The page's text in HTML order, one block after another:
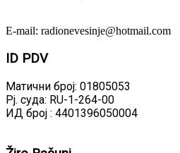
E-mail: radionevesinje@hotmail.com
ID PDV
Матични број: 01805053
Рј. суда: RU-1-264-00
ИД број : 4401396050004